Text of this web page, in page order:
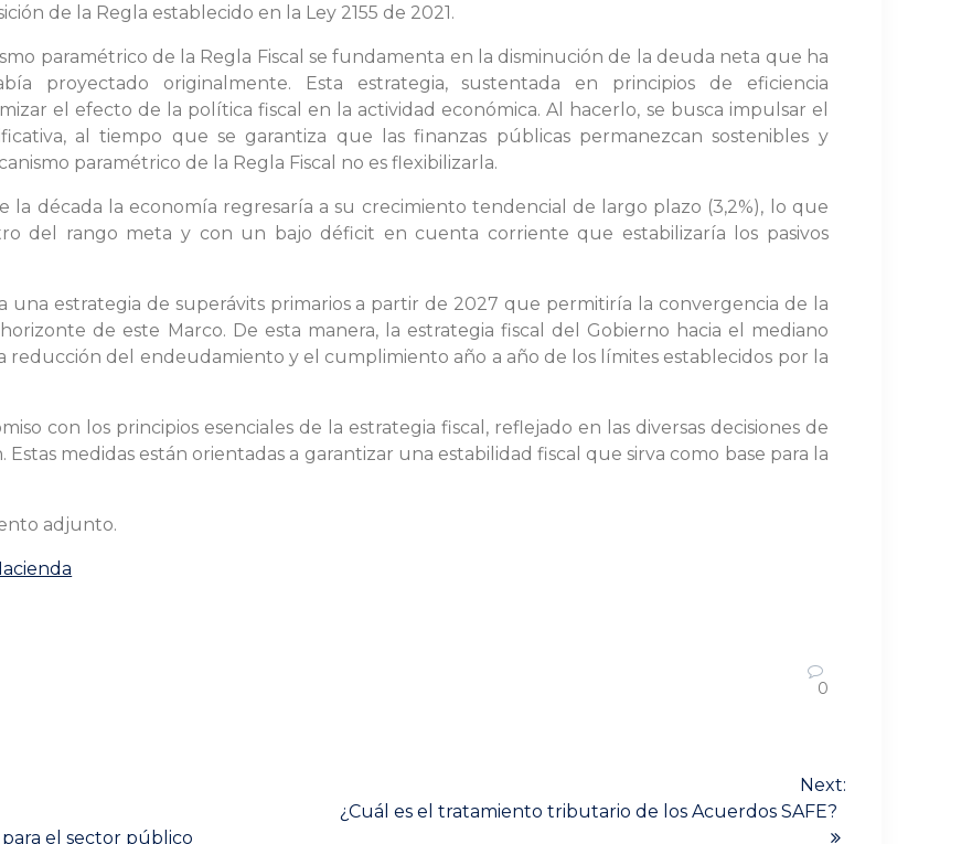
de la Regla establecido en la Ley 2155 de 2021.
paramétrico de la Regla Fiscal se fundamenta en la disminución de la deuda neta que ha
proyectado originalmente. Esta estrategia, sustentada en principios de eficiencia
el efecto de la política fiscal en la actividad económica. Al hacerlo, se busca impulsar el
al tiempo que se garantiza que las finanzas públicas permanezcan sostenibles y
paramétrico de la Regla Fiscal no es flexibilizarla.
la década la economía regresaría a su crecimiento tendencial de largo plazo (3,2%), lo que
del rango meta y con un bajo déficit en cuenta corriente que estabilizaría los pasivos
estrategia de superávits primarios a partir de 2027 que permitiría la convergencia de la
de este Marco. De esta manera, la estrategia fiscal del Gobierno hacia el mediano
reducción del endeudamiento y el cumplimiento año a año de los límites establecidos por la
con los principios esenciales de la estrategia fiscal, reflejado en las diversas decisiones de
medidas están orientadas a garantizar una estabilidad fiscal que sirva como base para la
adjunto.
0
el sector público
Next:
¿Cuál es el tratamiento tributario de los Acuerdos SAFE?